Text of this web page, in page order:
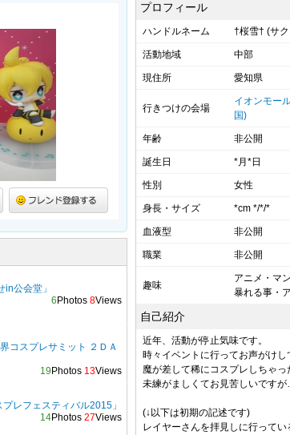
in公会堂」
6 Photos 8Views
界コスプレサミット ２ＤＡ
19 Photos 13Views
プレフェスティバル2015」
14Photos 27Views
プロフィール
ハンドルネーム †桜雪† (サ
活動地域 中部
現住所 愛知県
行きつけの会場
イオンモー
国)
年齢 非公開
誕生日 *月*日
性別 女性
身長・サイズ *cm */*/*
血液型 非公開
職業 非公開
趣味
アニメ・マ
暴れる事・
自己紹介
近年、活動が停止気味です。
時々イベントに行ってお声がけし
魔が差して稀にコスプレしちゃっ
未練がましくてお見苦しいです
(↓以下は初期の記述です)
レイヤーさんを拝見しに行って